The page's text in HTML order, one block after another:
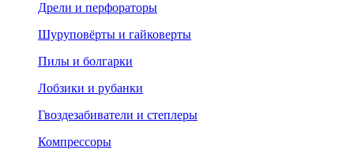
Дрели и перфораторы
Шуруповёрты и гайковерты
Пилы и болгарки
Лобзики и рубанки
Гвоздезабиватели и степлеры
Компрессоры